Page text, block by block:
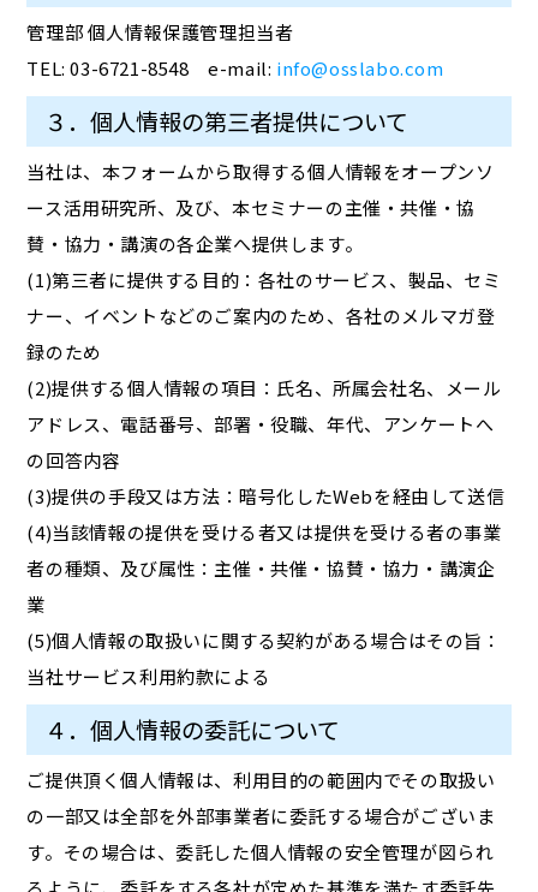
管理部 個人情報保護管理担当者
TEL: 03-6721-8548 e-mail: info@osslabo.com
３．個人情報の第三者提供について
当社は、本フォームから取得する個人情報をオープンソ
ース活用研究所、及び、本セミナーの主催・共催・協
賛・協力・講演の各企業へ提供します。
(1)第三者に提供する目的：各社のサービス、製品、セミ
ナー、イベントなどのご案内のため、各社のメルマガ登
録のため
(2)提供する個人情報の項目：氏名、所属会社名、メール
アドレス、電話番号、部署・役職、年代、アンケートへ
の回答内容
(3)提供の手段又は方法：暗号化したWebを経由して送信
(4)当該情報の提供を受ける者又は提供を受ける者の事業
者の種類、及び属性：主催・共催・協賛・協力・講演企
業
(5)個人情報の取扱いに関する契約がある場合はその旨：
当社サービス利用約款による
４．個人情報の委託について
ご提供頂く個人情報は、利用目的の範囲内でその取扱い
の一部又は全部を外部事業者に委託する場合がございま
す。その場合は、委託した個人情報の安全管理が図られ